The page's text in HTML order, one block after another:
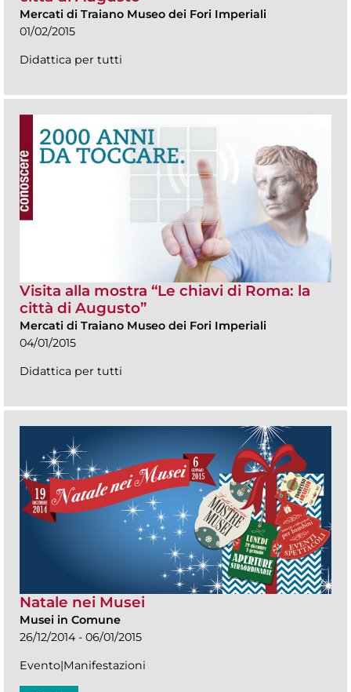
Mercati di Traiano Museo dei Fori Imperiali
01/02/2015
Didattica per tutti
Visita alla mostra “Le chiavi di Roma: la
città di Augusto”
Mercati di Traiano Museo dei Fori Imperiali
04/01/2015
Didattica per tutti
Natale nei Musei
Musei in Comune
26/12/2014 - 06/01/2015
Evento|Manifestazioni